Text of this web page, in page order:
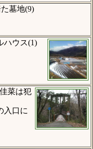
墓地(9)
ハウス(1)
菜は犯
入口に